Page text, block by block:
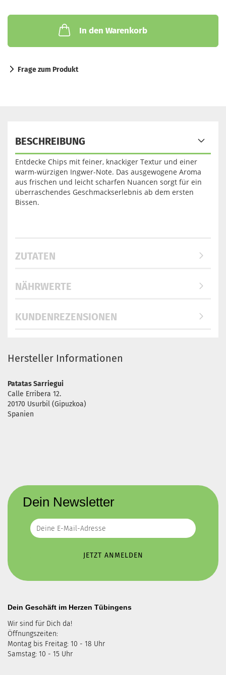
In den Warenkorb
Frage zum Produkt
BESCHREIBUNG
Entdecke Chips mit feiner, knackiger Textur und einer
warm-würzigen Ingwer-Note. Das ausgewogene Aroma
aus frischen und leicht scharfen Nuancen sorgt für ein
überraschendes Geschmackserlebnis ab dem ersten
Bissen.
ZUTATEN
NÄHRWERTE
KUNDENREZENSIONEN
Hersteller Informationen
Patatas Sarriegui
Calle Erribera 12.
20170 Usurbil (Gipuzkoa)
Spanien
Dein Newsletter
Dein Geschäft im Herzen Tübingens
Wir sind für Dich da!
Öffnungszeiten:
Montag bis Freitag: 10 - 18 Uhr
Samstag: 10 - 15 Uhr